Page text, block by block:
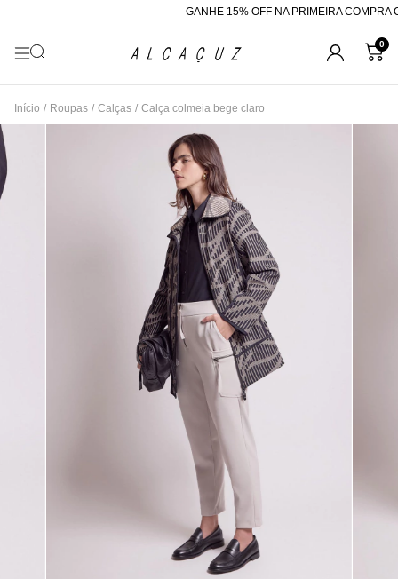
GANHE 15% OFF NA PRIMEIRA COMPRA
0
Início / Roupas / Calças / Calça colmeia bege claro